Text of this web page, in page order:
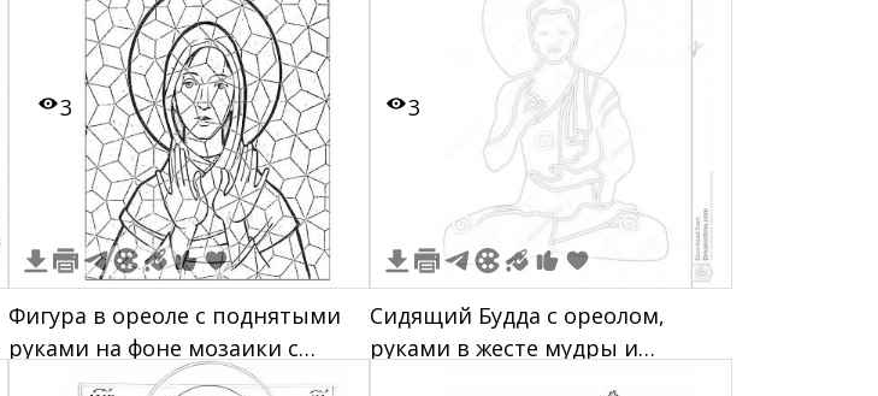
3
Фигура в ореоле с поднятыми
руками на фоне мозаики с
узором
3
Сидящий Будда с ореолом,
руками в жесте мудры и